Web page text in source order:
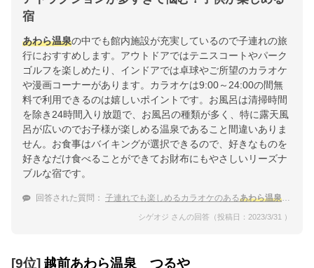
宿
あわら温泉の中でも館内施設が充実しているので子連れの旅
行におすすめします。アウトドアではテニスコートやパーク
ゴルフを楽しめたり、インドアでは卓球やご所望のカラオケ
や漫画コーナーがあります。カラオケは9:00～24:00の間無
料で利用できるのは嬉しいポイントです。お風呂は清掃時間
を除き24時間入り放題で、お風呂の種類が多く、特に露天風
呂が広いのでお子様が楽しめる温泉であること間違いありま
せん。お食事はバイキングが選択できるので、好きなものを
好きなだけ食べることができてお財布にもやさしいリーズナ
ブルな宿です。
回答された質問： 子連れでも楽しめるカラオケのあるあわら温泉
シゲオジ さんの回答（投稿日：2023/3/31 ）
[9位] 越前あわら温泉 つるや